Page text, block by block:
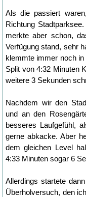
Als die passiert
Richtung
merkte aber schon,
Verfügung stand, sehr
klemmte immer noch
Split von 4:32 Minuten
weitere 3 Sekunden
Nachdem wir den
und an den
besseres Laufgefühl,
gerne abkacke. Aber
dem gleichen Level
4:33 Minuten sogar 6
Allerdings startete
Überholversuch, den